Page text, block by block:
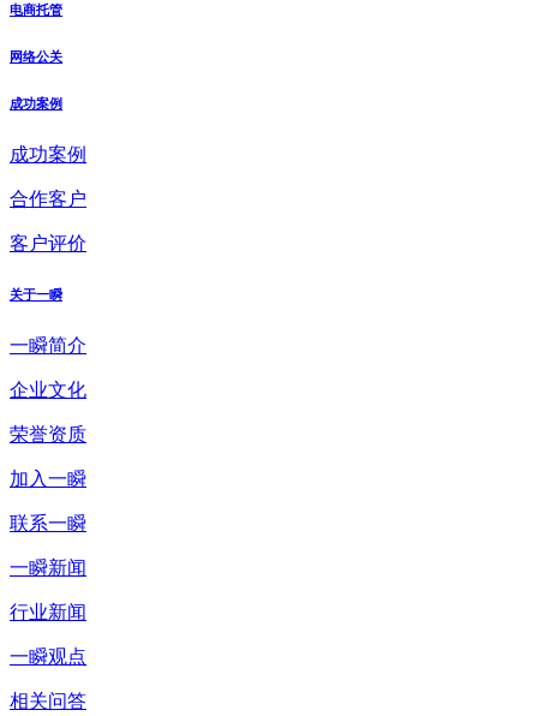
电商托管
网络公关
成功案例
成功案例
合作客户
客户评价
关于一瞬
一瞬简介
企业文化
荣誉资质
加入一瞬
联系一瞬
一瞬新闻
行业新闻
一瞬观点
相关问答